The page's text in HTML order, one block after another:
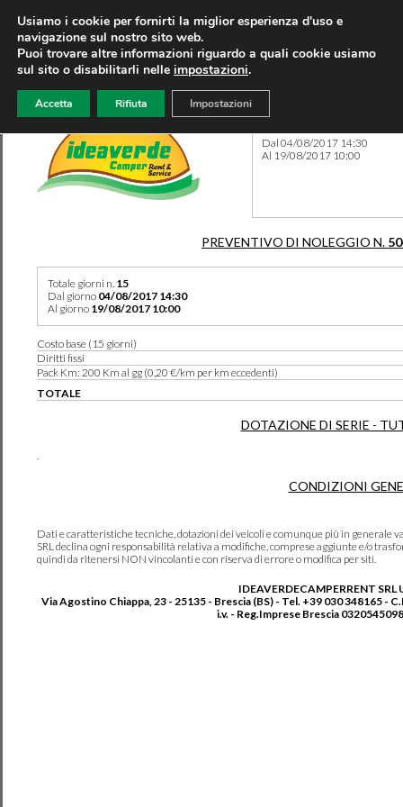
Dal 04/08/2017 14:30
Al 19/08/2017 10:00
PREVENTIVO DI NOLEGGIO N.
Totale giorni n. 15
Dal giorno 04/08/2017 14:30
Al giorno 19/08/2017 10:00
Costo base (15 giorni)
Diritti fissi
Pack Km: 200 Km al gg (0,20 €/km per km eccedenti)
TOTALE
DOTAZIONE DI SERIE -
.
CONDIZIONI
Dati e caratteristiche tecniche, dotazioni dei veicoli e comunque più in generale
SRL declina ogni responsabilità relativa a modifiche, comprese aggiunte e/o
quindi da ritenersi NON vincolanti e con riserva di errore o modifica per siti.
IDEAVERDECAMPERRENT SRL
Via Agostino Chiappa, 23 - 25135 - Brescia (BS) - Tel. +39 030 348165 -
i.v. - Reg.Imprese Brescia
Usiamo i cookie per fornirti la miglior esperienza d'uso e
navigazione sul nostro sito web.
Puoi trovare altre informazioni riguardo a quali cookie usiamo
sul sito o disabilitarli nelle impostazioni.
Accetta Rifiuta Impostazioni